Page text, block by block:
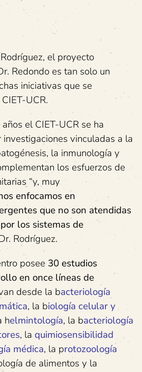
el proyecto
Redondo es tan solo un
iniciativas que se
UCR.
el CIET-UCR se ha
vinculadas a la
la inmunología y
los esfuerzos de
“y, muy
enfocamos en
que no son atendidas
los sistemas de
Rodríguez.
posee 30 estudios
en once líneas de
desde la bacteriología
, la biología celular y
helmintología, la bacteriología
, laquimiosensibilidad
médica, la protozoología
de alimentos y la